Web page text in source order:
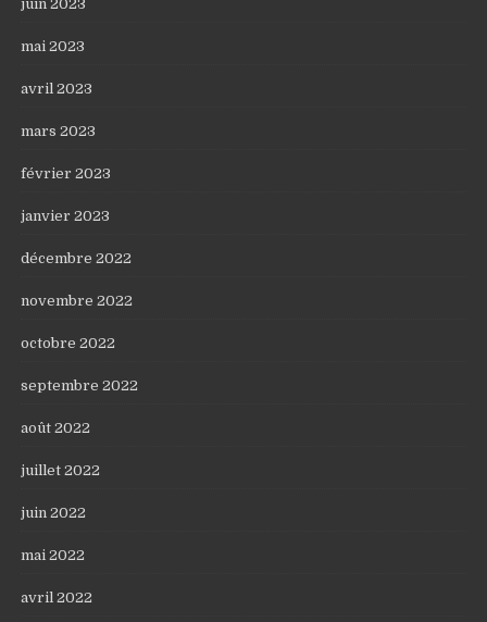
juin 2023
mai 2023
avril 2023
mars 2023
février 2023
janvier 2023
décembre 2022
novembre 2022
octobre 2022
septembre 2022
août 2022
juillet 2022
juin 2022
mai 2022
avril 2022